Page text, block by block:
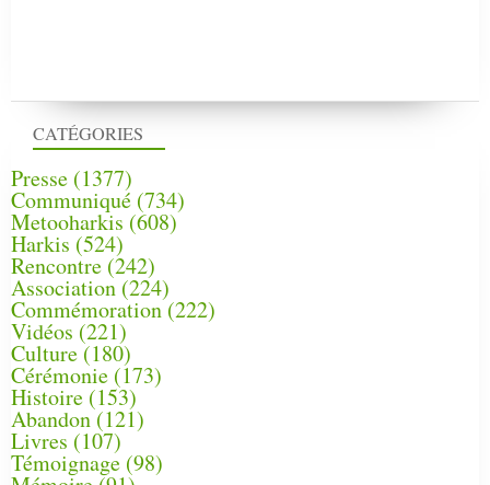
CATÉGORIES
Presse (1377)
Communiqué (734)
Metooharkis (608)
Harkis (524)
Rencontre (242)
Association (224)
Commémoration(222)
Vidéos (221)
Culture(180)
Cérémonie (173)
Histoire (153)
Abandon(121)
Livres (107)
Témoignage (98)